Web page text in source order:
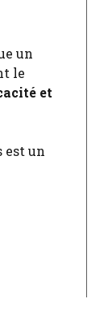
un
le
et
est un